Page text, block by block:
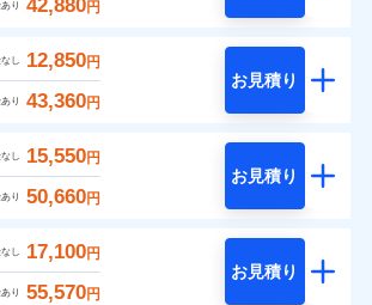
り 42,880円
し 12,850円
り 43,360円
お見積り
し 15,550円
り 50,660円
お見積り
し 17,100円
り 55,570円
お見積り